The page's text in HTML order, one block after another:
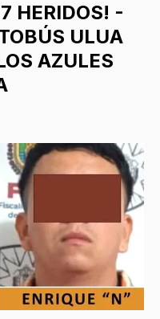
HERIDOS! -
ULUA
AZULES